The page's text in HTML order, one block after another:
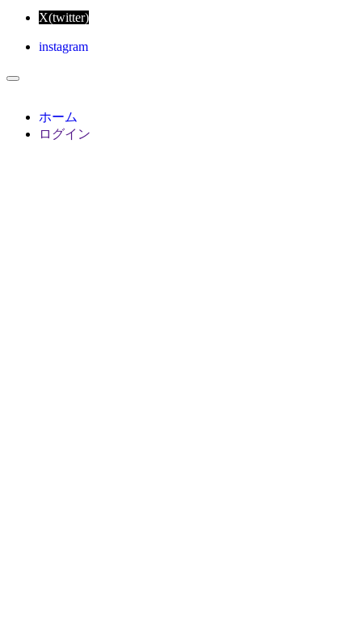
X(twitter)
instagram
ホーム
ログイン